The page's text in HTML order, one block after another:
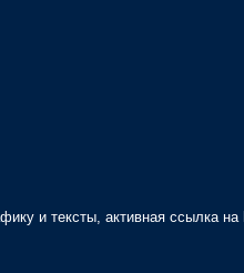
и тексты, активная ссылка на